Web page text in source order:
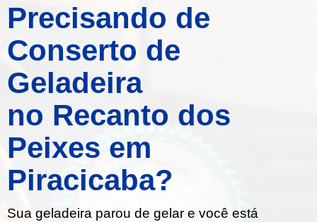
Precisando de
Conserto de
Geladeira
no Recanto dos
Peixes em
Piracicaba?
Sua geladeira parou de gelar e você está